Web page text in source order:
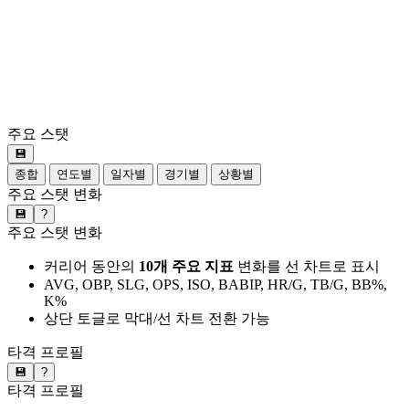
주요 스탯
💾
종합
연도별 일자별 경기별 상황별
주요 스탯 변화
💾 ?
주요 스탯 변화
커리어 동안의 10개 주요 지표 변화를 선 차트로 표시
AVG, OBP, SLG, OPS, ISO, BABIP, HR/G, TB/G, BB%,
K%
상단 토글로 막대/선 차트 전환 가능
타격 프로필
💾 ?
타격 프로필